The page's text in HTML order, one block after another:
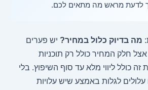
לדעת מראש מה מתאים לכם.
מה בדיוק כלול במחיר? יש פערים
חלק המחיר כולל רק תוכניות
זה כולל ליווי מלא עד סוף השיפוץ. בלי
לגלות באמצע שיש עלויות